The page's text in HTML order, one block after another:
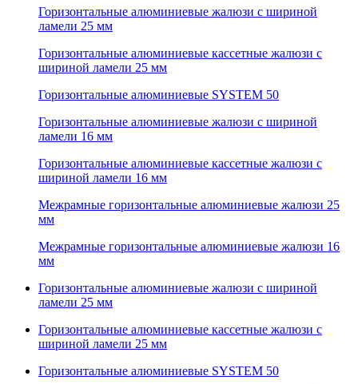
Горизонтальные алюминиевые жалюзи с шириной
ламели 25 мм
Горизонтальные алюминиевые кассетные жалюзи с
шириной ламели 25 мм
Горизонтальные алюминиевые SYSTEM 50
Горизонтальные алюминиевые жалюзи с шириной
ламели 16 мм
Горизонтальные алюминиевые кассетные жалюзи с
шириной ламели 16 мм
Межрамные горизонтальные алюминиевые жалюзи 25
мм
Межрамные горизонтальные алюминиевые жалюзи 16
мм
Горизонтальные алюминиевые жалюзи с шириной
ламели 25 мм
Горизонтальные алюминиевые кассетные жалюзи с
шириной ламели 25 мм
Горизонтальные алюминиевые SYSTEM 50